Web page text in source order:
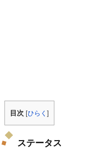
目次 [ひらく]
ステータス